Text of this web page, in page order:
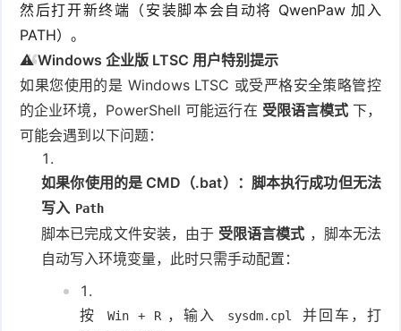
然后打开新终端（安装脚本会自动将 QwenPaw 加入
PATH）。
⚠️ Windows 企业版 LTSC 用户特别提示
如果您使用的是 Windows LTSC 或受严格安全策略管控
的企业环境，PowerShell 可能运行在 受限语言模式下，
可能会遇到以下问题：
如果你使用的是 CMD（.bat）：脚本执行成功但无法
写入 Path
脚本已完成文件安装，由于 受限语言模式 ，脚本无法
自动写入环境变量，此时只需手动配置：
按 Win + R ，输入 sysdm.cpl
并回车，打